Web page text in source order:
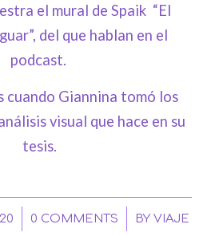
el mural de Spaik “El
del que hablan en el
podcast.
cuando Giannina tomó los
visual que hace en su
tesis.
0 COMMENTS
/ BYVIAJE